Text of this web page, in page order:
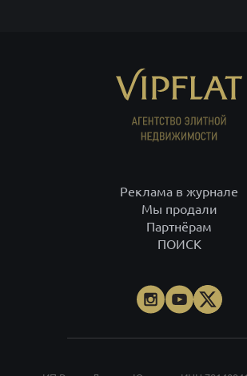
Реклама в журнале
Мы продали
Партнёрам
ПОИСК